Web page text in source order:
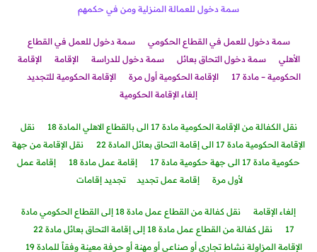
سمة دخول للعمالة المنزلية ومن في حكمهم
سمة دخول للعمل في القطاع الحكومي
سمة دخول للعمل في القطاع
الأهلي
سمة دخول التحاق بعائل سمة دخول للدراسة الإقامةالإقامة
الحكومية – مادة 17
الإقامة الحكومية أول مرة
الإقامة الحكومية للتجديد
إلغاء الإقامة الحكومية
نقل الكفالة من الإقامة الحكومية مادة 17 الى بالقطاع الاهلي المادة 18
نقل
الإقامة الحكومية مادة 17 الى إقامة التحاق بعائل المادة 22
نقل الإقامة من جهة
حكومية مادة 17 الى جهة حكومية مادة 17
إقامة عمل مادة 18
إقامة عمل
لأول مرة
إقامة عمل تجديد تجديد إقامات
إلغاء الإقامة
نقل كفالة من القطاع عمل مادة 18 إلى القطاع الحكومي مادة
17
نقل كفالة من القطاع عمل مادة 18 إلى إقامة التحاق بعائل مادة 22
الإقامة المزاولة نشاط تجاري أو صناعي أو مهنة أو حرفة معينة وفقاً للمادة 19